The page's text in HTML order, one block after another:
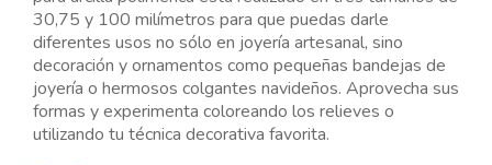
hasta
15.00€
30,75 y 100 milímetros para que puedas darle
diferentes usos no sólo en joyería artesanal, sino
decoración y ornamentos como pequeñas bandejas de
joyería o hermosos colgantes navideños. Aprovecha sus
formas y experimenta coloreando los relieves o
utilizando tu técnica decorativa favorita.